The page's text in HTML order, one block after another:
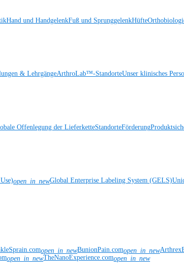
Hand und HandgelenkFuß und SprunggelenkHüfte
& LehrgängeArthroLab™-StandorteUnser klinisches
Offenlegung der LieferketteStandorteFörderung
open_in_newGlobal Enterprise Labeling System (GELS)
open_in_newBunionPain.comopen_in_new
open_in_newTheNanoExperience.comopen_in_new